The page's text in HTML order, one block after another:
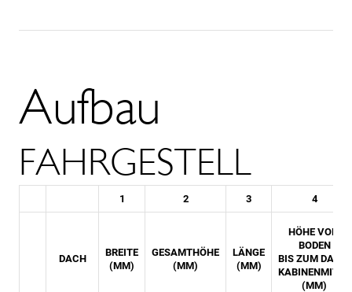
Aufbau
FAHRGESTELL
1 2 3 4
DACH
BREITE
(MM)
GESAMTHÖHE
(MM)
LÄNGE
(MM)
HÖHE VOM
BODEN
BIS ZUM DACH,
KABINENMITTE
(MM)